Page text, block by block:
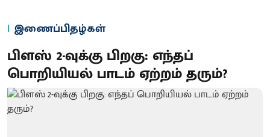
இணைப்பிதழ்கள்
பிளஸ் 2-வுக்கு பிறகு: எந்தப்
பொறியியல் பாடம் ஏற்றம் தரும்?